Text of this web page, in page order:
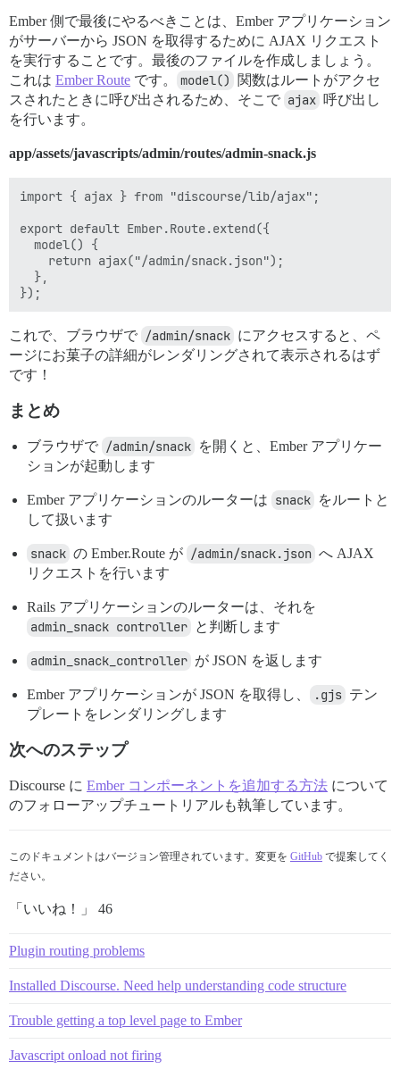
Ember 側で最後にやるべきことは、Ember アプリケーション
がサーバーから JSON を取得するために AJAX リクエスト
を実行することです。最後のファイルを作成しましょう。
これは Ember Route です。 model()
関数はルートがアクセ
スされたときに呼び出されるため、そこで ajax 呼び出し
を行います。
app/assets/javascripts/admin/routes/admin-snack.js
import { ajax } from "discourse/lib/ajax";
export default Ember.Route.extend({
  model() {
    return ajax("/admin/snack.json");
  },
これで、ブラウザで /admin/snack にアクセスすると、ペ
ージにお菓子の詳細がレンダリングされて表示されるはず
です！
まとめ
ブラウザで /admin/snack を開くと、Ember アプリケー
ションが起動します
Ember アプリケーションのルーターは snack をルートと
して扱います
snack の Ember.Route が /admin/snack.json へ AJAX
リクエストを行います
Rails アプリケーションのルーターは、それを
admin_snack controller と判断します
admin_snack_controller が JSON を返します
Ember アプリケーションが JSON を取得し、 .gjs テン
プレートをレンダリングします
次へのステップ
Discourse に Ember コンポーネントを追加する方法 について
のフォローアップチュートリアルも執筆しています。
このドキュメントはバージョン管理されています。変更を GitHub で提案してく
ださい。
「いいね！」 46
Plugin routing problems
Installed Discourse. Need help understanding code structure
Trouble getting a top level page to Ember
Javascript onload not firing